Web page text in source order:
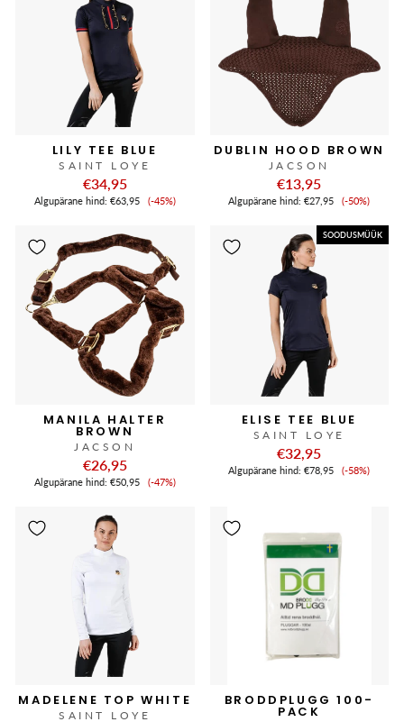
LILY TEE BLUE
SAINT LOYE
€34,95
Algupärane hind: €63,95 Soodushind
(-45%)
DUBLIN HOOD BROWN
JACSON
€13,95
Algupärane hind:€27,95 (-50%)
MANILA HALTER
BROWN
JACSON
€26,95
Algupärane hind: €50,95 Soodushind
(-47%)
SOODUSMÜÜK
ELISE TEE BLUE
SAINT LOYE
€32,95
Algupärane hind:€78,95 (-58%)
MADELENE TOP WHITE
SAINT LOYE
BRODDPLUGG 100-
PACK